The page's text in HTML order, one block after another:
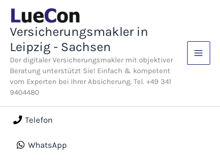
Zum
Inhalt
springen
Versicherungsmakler in
Leipzig - Sachsen
Der digitaler Versicherungsmakler mit objektiver
Beratung unterstützt Sie! Einfach & kompetent
vom Experten bei Ihrer Absicherung. Tel. +49 341
9404480
Telefon
WhatsApp